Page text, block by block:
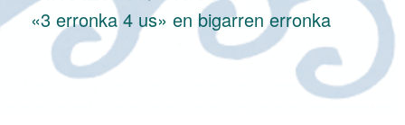
«3 erronka 4 us» en bigarren erronka